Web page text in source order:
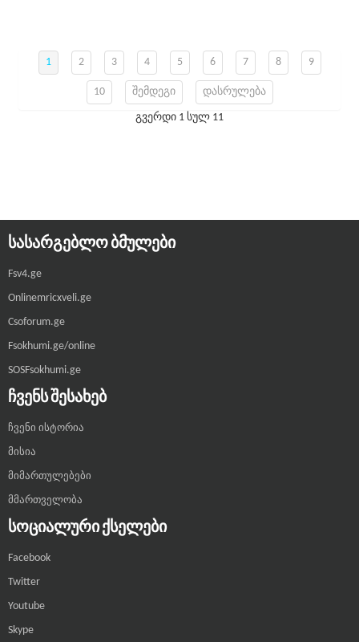
1 2 3 4 5 6 7 8 9
10 შემდეგი დასრულება
გვერდი 1 სულ 11
ᲡᲐᲡᲐᲠᲒᲔᲑᲚᲝ ᲑᲛᲣᲚᲔᲑᲘ
Fsv4.ge
Onlinemricxveli.ge
Csoforum.ge
Fsokhumi.ge/online
SOSFsokhumi.ge
ᲩᲕᲔᲜᲡ ᲨᲔᲡᲐᲮᲔᲑ
ჩვენი ისტორია
მისია
მიმართულებები
მმართველობა
ᲡᲝᲪᲘᲐᲚᲣᲠᲘ ᲥᲡᲔᲚᲔᲑᲘ
Facebook
Twitter
Youtube
Skype